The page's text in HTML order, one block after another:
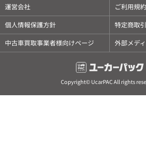
運営会社
ご利用規約
個人情報保護方針
特定商取
中古車買取事業者様向けページ
外部メデ
Copyright© UcarPAC All rights